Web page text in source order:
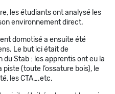
les étudiants ont analysé les
environnement direct.
domotisé a ensuite été
Le but ici était de
Stab : les apprentis ont eu la
(toute l’ossature bois), le
les CTA….etc.